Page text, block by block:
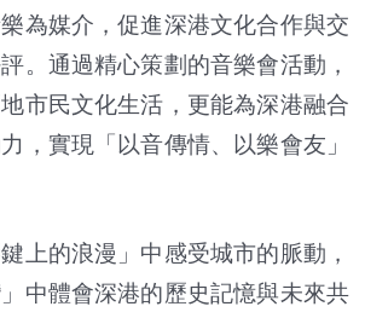
為媒介，促進深港文化合作與交
。通過精心策劃的音樂會活動，
市民文化生活，更能為深港融合
，實現「以音傳情、以樂會友」
上的浪漫」中感受城市的脈動，
中體會深港的歷史記憶與未來共